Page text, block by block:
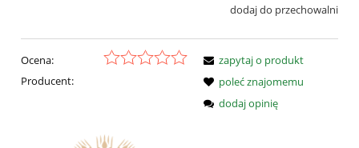
dodaj do przechowalni
Ocena:
Producent:
zapytaj o produkt
poleć znajomemu
dodaj opinię